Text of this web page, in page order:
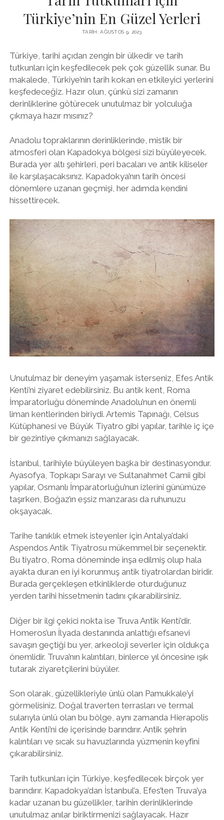
Türkiye’nin En Güzel Yerleri
TARIH: AĞUSTOS 9, 2023
Türkiye, tarihi açıdan zengin bir ülkedir ve tarih
tutkunları için keşfedilecek pek çok güzellik sunar. Bu
makalede, Türkiye’nin tarih kokan en etkileyici yerlerini
keşfedeceğiz. Hazır olun, çünkü sizi zamanın
derinliklerine götürecek unutulmaz bir yolculuğa
çıkmaya hazır mısınız?
Anadolu topraklarının derinliklerinde, mistik bir
atmosferi olan Kapadokya bölgesi sizi büyüleyecek.
Burada yer altı şehirleri, peri bacaları ve antik kiliseler
ile karşılaşacaksınız. Kapadokya’nın tarih öncesi
dönemlere uzanan geçmişi, her adımda kendini
hissettirecek.
Unutulmaz bir deneyim yaşamak isterseniz, Efes Antik
Kenti’ni ziyaret edebilirsiniz. Bu antik kent, Roma
İmparatorluğu döneminde Anadolu’nun en önemli
liman kentlerinden biriydi. Artemis Tapınağı, Celsus
Kütüphanesi ve Büyük Tiyatro gibi yapılar, tarihle iç içe
bir gezintiye çıkmanızı sağlayacak.
İstanbul, tarihiyle büyüleyen başka bir destinasyondur.
Ayasofya, Topkapı Sarayı ve Sultanahmet Camii gibi
yapılar, Osmanlı İmparatorluğu’nun izlerini günümüze
taşırken, Boğaz’ın eşsiz manzarası da ruhunuzu
okşayacak.
Tarihe tanıklık etmek isteyenler için Antalya’daki
Aspendos Antik Tiyatrosu mükemmel bir seçenektir.
Bu tiyatro, Roma döneminde inşa edilmiş olup hala
ayakta duran en iyi korunmuş antik tiyatrolardan biridir.
Burada gerçekleşen etkinliklerde oturduğunuz
yerden tarihi hissetmenin tadını çıkarabilirsiniz.
Diğer bir ilgi çekici nokta ise Truva Antik Kenti’dir.
Homeros’un İlyada destanında anlattığı efsanevi
savaşın geçtiği bu yer, arkeoloji severler için oldukça
önemlidir. Truva’nın kalıntıları, binlerce yıl öncesine ışık
tutarak ziyaretçilerini büyüler.
Son olarak, güzellikleriyle ünlü olan Pamukkale’yi
görmelisiniz. Doğal traverten terrasları ve termal
sularıyla ünlü olan bu bölge, aynı zamanda Hierapolis
Antik Kenti’ni de içerisinde barındırır. Antik şehrin
kalıntıları ve sıcak su havuzlarında yüzmenin keyfini
çıkarabilirsiniz.
Tarih tutkunları için Türkiye, keşfedilecek birçok yer
barındırır. Kapadokya’dan İstanbul’a, Efes’ten Truva’ya
kadar uzanan bu güzellikler, tarihin derinliklerinde
unutulmaz anılar biriktirmenizi sağlayacak. Hazır